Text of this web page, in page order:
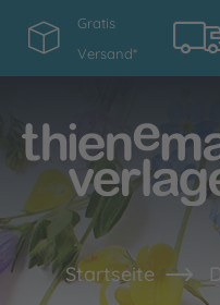
Gratis
Versand*
Startseite